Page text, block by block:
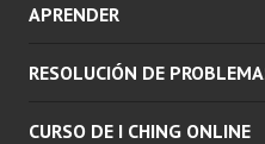
APRENDER
RESOLUCIÓN DE
CURSO DE I CHING ONLINE